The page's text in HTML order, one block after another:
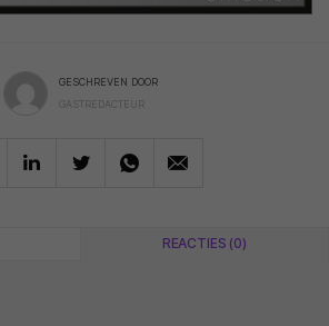
GESCHREVEN DOOR
GASTREDACTEUR
REACTIES (0)